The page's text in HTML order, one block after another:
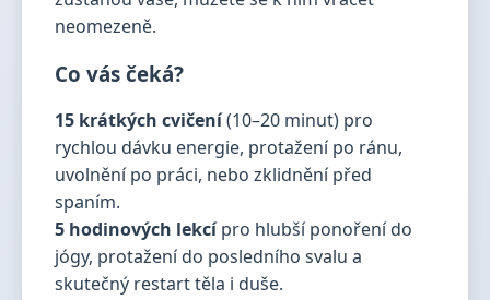
neomezeně.
Co vás čeká?
15 krátkých cvičení(10–20 minut) pro
rychlou dávku energie, protažení po ránu,
uvolnění po práci, nebo zklidnění před
spaním.
5 hodinových lekcípro hlubší ponoření do
jógy, protažení do posledního svalu a
skutečný restart těla i duše.